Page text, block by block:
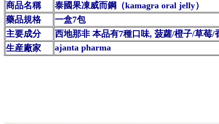
商品名稱
泰國果凍威而鋼（kamagra oral jelly）
藥品規格
一盒7包
主要成分
西地那非 本品有7種口味, 菠蘿/橙子/草莓/
生産廠家
ajanta pharma